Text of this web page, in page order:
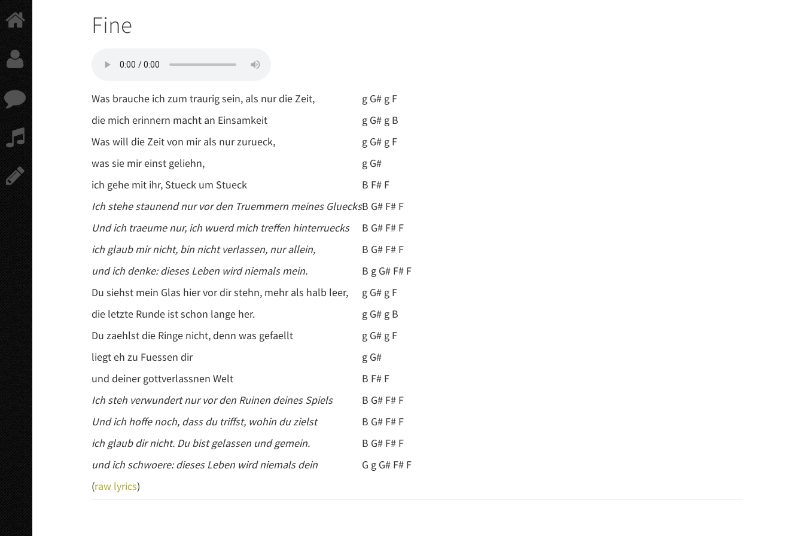
Springe
zum
Hauptinhalt
Fine
Was brauche ich zum traurig sein, als nur die Zeit,
g G# g F
die mich erinnern macht an Einsamkeit
g G# g B
Was will die Zeit von mir als nur zurueck,
g G# g F
was sie mir einst geliehn,
g G#
ich gehe mit ihr, Stueck um Stueck
B F# F
Ich stehe staunend nur vor den Truemmern meines GluecksB G# F# F
Und ich traeume nur, ich wuerd mich treffen hinterruecks
B G# F# F
ich glaub mir nicht, bin nicht verlassen, nur allein,
B G# F# F
und ich denke: dieses Leben wird niemals mein.
B g G# F# F
Du siehst mein Glas hier vor dir stehn, mehr als halb leer,
g G# g F
die letzte Runde ist schon lange her.
g G# g B
Du zaehlst die Ringe nicht, denn was gefaellt
g G# g F
liegt eh zu Fuessen dir
g G#
und deiner gottverlassnen Welt
B F# F
Ich steh verwundert nur vor den Ruinen deines Spiels
B G# F# F
Und ich hoffe noch, dass du triffst, wohin du zielst
B G# F# F
ich glaub dir nicht. Du bist gelassen und gemein.
B G# F# F
und ich schwoere: dieses Leben wird niemals dein
G g G# F# F
(raw lyrics)